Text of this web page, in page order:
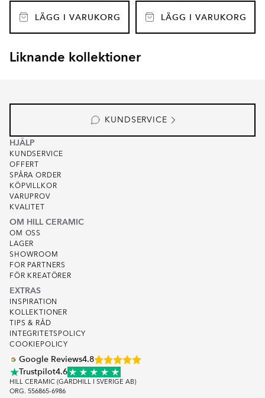
LÄGG I VARUKORG LÄGG I VARUKORG
Liknande kollektioner
EMPYRIO
KUNDSERVICE
HJÄLP
KUNDSERVICE
OFFERT
SPÅRA ORDER
KÖPVILLKOR
VARUPROV
KVALITET
OM HILL CERAMIC
OM OSS
LAGER
SHOWROOM
FOR PARTNERS
FÖR KREATÖRER
EXTRAS
INSPIRATION
KOLLEKTIONER
TIPS & RÅD
INTEGRITETSPOLICY
COOKIEPOLICY
Google Reviews4.8
Trustpilot4.6
HILL CERAMIC (GARDHILL I SVERIGE AB)
ORG. 556865-6986